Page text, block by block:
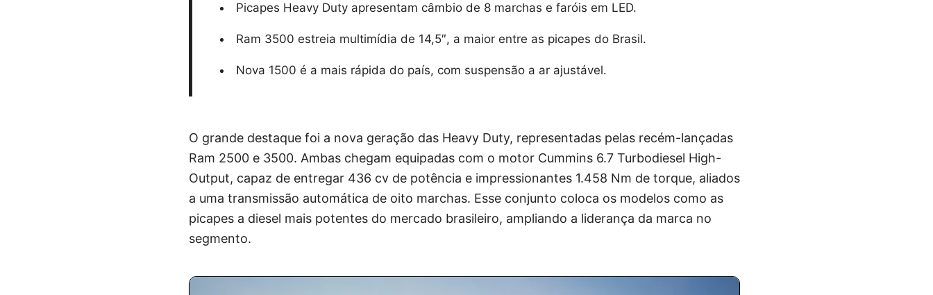
Picapes Heavy Duty apresentam câmbio de 8 marchas e faróis em LED.
Ram 3500 estreia multimídia de 14,5″, a maior entre as picapes do Brasil.
Nova 1500 é a mais rápida do país, com suspensão a ar ajustável.
O grande destaque foi a nova geração das Heavy Duty, representadas pelas recém-lançadas
Ram 2500 e 3500. Ambas chegam equipadas com o motor Cummins 6.7 Turbodiesel High-
Output, capaz de entregar 436 cv de potência e impressionantes 1.458 Nm de torque, aliados
a uma transmissão automática de oito marchas. Esse conjunto coloca os modelos como as
picapes a diesel mais potentes do mercado brasileiro, ampliando a liderança da marca no
segmento.